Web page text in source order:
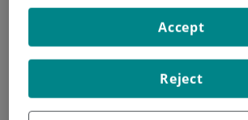
StoreoApp Store.
Visita’ns només a les nostreswebs
Per a dubtes, contacta amb nosaltres a
d’atencióal pacient:900 301 013
Reject
Accept